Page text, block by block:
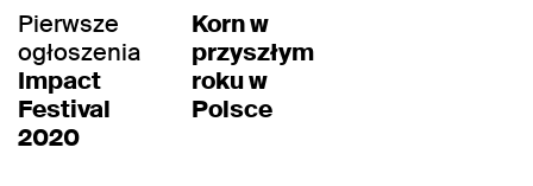
Pierwsze
ogłoszenia
Impact
Festival
2020
Korn w
przyszłym
roku w
Polsce